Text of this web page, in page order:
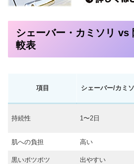
シェーバー・カミソリ vs
較表
項目 シェーバー/カミ
持続性 1〜2日
肌への負担 高い
黒いポツポツ 出やすい